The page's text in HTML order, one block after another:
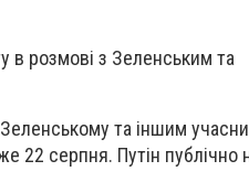
в розмові з Зеленським та
та іншим
22 серпня. Путін публічно